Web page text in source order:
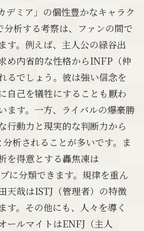
デミア」の個性豊かなキャラク
析する考察は、ファンの間で
す。例えば、主人公の緑谷出
め内省的な性格からINFP（仲
るでしょう。彼は強い信念を
自己を犠牲にすることも厭わ
ます。一方、ライバルの爆豪勝
行動力と現実的な判断力から
析されることが多いです。ま
を得意とする轟焦凍は
に分類できます。規律を重ん
天哉はISTJ（管理者）の特徴
す。その他にも、人々を導く
ールマイトはENFJ（主人